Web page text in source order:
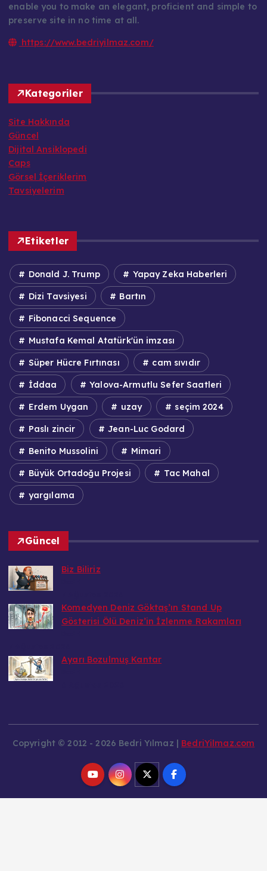
enable you to make an elegant, proficient and simple to
preserve site in no time at all.
https://www.bedriyilmaz.com/
Kategoriler
Site Hakkında
Güncel
Dijital Ansiklopedi
Caps
Görsel İçeriklerim
Tavsiyelerim
Etiketler
Donald J. Trump Yapay Zeka Haberleri
Dizi Tavsiyesi Bartın
Fibonacci Sequence
Mustafa Kemal Atatürk'ün imzası
Süper Hücre Fırtınası cam sıvıdır
İddaa Yalova-Armutlu Sefer Saatleri
Erdem Uygan uzay seçim 2024
Paslı zincir Jean-Luc Godard
Benito Mussolini Mimari
Büyük Ortadoğu Projesi Tac Mahal
yargılama
Güncel
Biz Biliriz
Komedyen Deniz Göktaş’ın Stand Up
Gösterisi Ölü Deniz’in İzlenme Rakamları
Ayarı Bozulmuş Kantar
Copyright © 2012 - 2026 Bedri Yılmaz |BedriYilmaz.com